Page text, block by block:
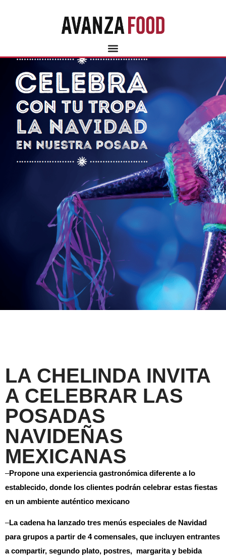
LA CHELINDA INVITA
A CELEBRAR LAS
POSADAS
NAVIDEÑAS
MEXICANAS
–Propone una experiencia gastronómica diferente a lo
establecido, donde los clientes podrán celebrar estas fiestas
en un ambiente auténtico mexicano
–La cadena ha lanzado tres menús especiales de Navidad
para grupos a partir de 4 comensales, que incluyen entrantes
a compartir, segundo plato, postres, margarita y bebida